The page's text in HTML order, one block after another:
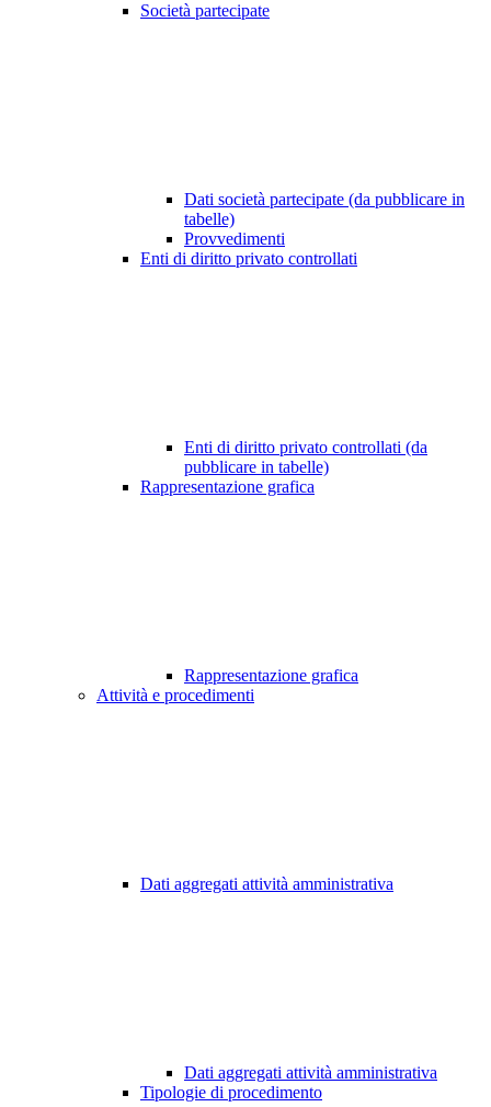
Società partecipate
Dati società partecipate (da pubblicare in
tabelle)
Provvedimenti
Enti di diritto privato controllati
Enti di diritto privato controllati (da
pubblicare in tabelle)
Rappresentazione grafica
Rappresentazione grafica
Attività e procedimenti
Dati aggregati attività amministrativa
Dati aggregati attività amministrativa
Tipologie di procedimento